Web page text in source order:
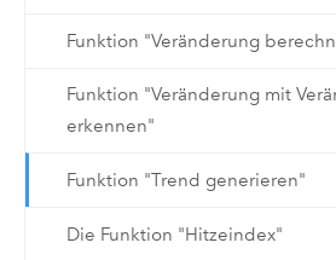
Funktion "Veränderung
Funktion "Veränderung mit
erkennen"
Funktion "Trend generieren"
Die Funktion "Hitzeindex"